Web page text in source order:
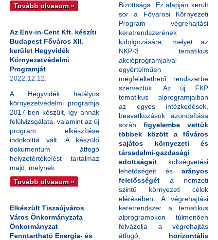
Tovább olvasom »
Az Env-in-Cent Kft. készíti
Budapest Főváros XII.
kerület Hegyvidék
Környezetvédelmi
Programját
2022.12.12.
A Hegyvidék hatályos
környezetvédelmi programja
2017-ben készült, így annak
felülvizsgálata, valamint az új
program elkészítése
indokolttá vált. A készülő
dokumentum átfogó
helyzetértékelést tartalmaz
majd, melynek
Tovább olvasom »
Elkészült Tiszaújváros
Város Önkormányzata
Önkormányzat
Fenntartható Energia- és
Bizottsága. Ez alapján került
sor a Fővárosi Környezeti
Program végrehajtási
keretrendszerének
kidolgozására, melyet az
NKP-3 tematikus
akcióprogramjaival
egyértelműen
megfeleltethető rendszerbe
szerveztük. Az új FKP
tematikus alprogramjaiban
az egyes intézkedések,
beavatkozások azonosítása
során figyelembe vettük
többek között a főváros
sajátos környezeti és
társadalmi-gazdasági
adottságait , költségvetési
lehetőségeit és arányos
felelősségét a nemzeti
szintű környezeti célok
elérésében. A végrehajtási
keretrendszer a tematikus
alprogramokon túlmenően
felvázolja a végrehajtás
átfogó, horizontális